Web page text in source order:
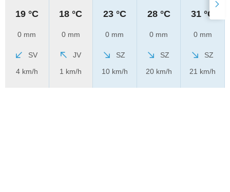
19 °C
0 mm
SV
4 km/h
18 °C
0 mm
JV
1 km/h
23 °C
0 mm
SZ
10 km/h
28 °C
0 mm
SZ
20 km/h
31 °C
0 mm
SZ
21 km/h